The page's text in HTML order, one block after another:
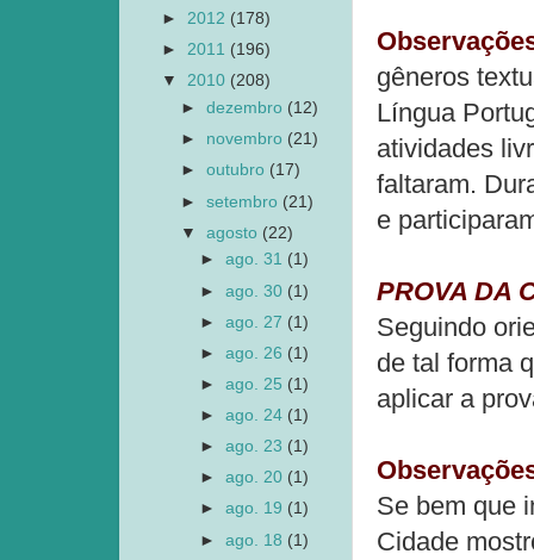
gêneros
Língua
atividades
faltaram.
e
PROVA DA
Seguindo
de tal forma
aplicar a
Se bem que
Cidade
► 2012 (178)
► 2011 (196)
▼ 2010 (208)
►dezembro (12)
► novembro (21)
►outubro (17)
►setembro (21)
▼agosto (22)
►ago. 31 (1)
►ago. 30 (1)
►ago. 27 (1)
►ago. 26 (1)
►ago. 25 (1)
►ago. 24 (1)
►ago. 23 (1)
►ago. 20 (1)
►ago. 19 (1)
►ago. 18 (1)